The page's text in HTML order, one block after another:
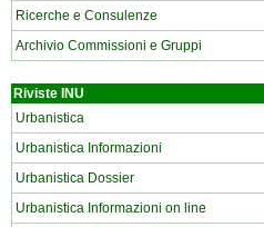
Ricerche e Consulenze
Archivio Commissioni e Gruppi
Riviste INU
Urbanistica
Urbanistica Informazioni
Urbanistica Dossier
Urbanistica Informazioni on line